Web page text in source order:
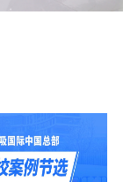
队。汇聚了众
产品技术专利
版权局著作
新技术企业称